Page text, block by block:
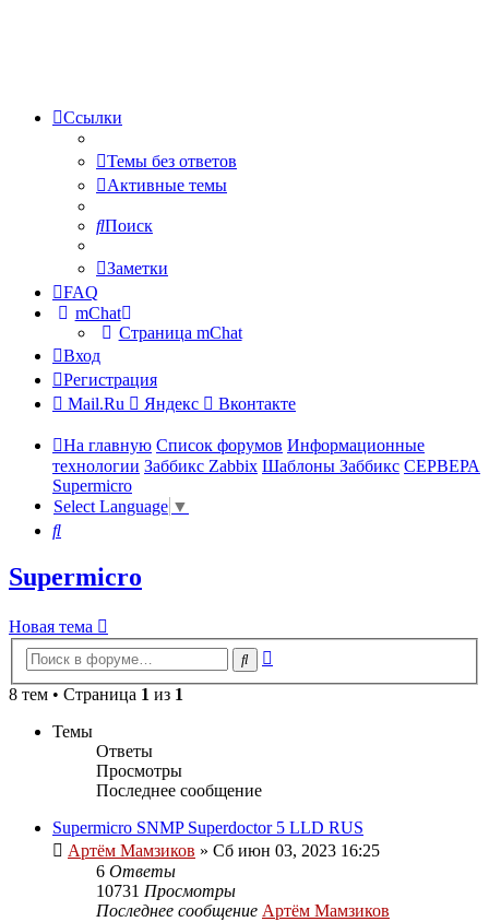
Ссылки
Темы без ответов
Активные темы
Поиск
Заметки
FAQ
mChat
Страница mChat
Вход
Регистрация
Mail.Ru
Яндекс Вконтакте
На главную Список форумов Информационные
технологии Заббикс Zabbix Шаблоны Заббикс СЕРВЕРА
Supermicro
Select Language ▼
Поиск
Supermicro
Новая тема
Поиск
8 тем • Страница 1 из 1
Темы
Ответы
Просмотры
Последнее сообщение
Supermicro SNMP Superdoctor 5 LLD RUS
Артём Мамзиков » Сб июн 03, 2023 16:25
6 Ответы
10731 Просмотры
Последнее сообщение Артём Мамзиков